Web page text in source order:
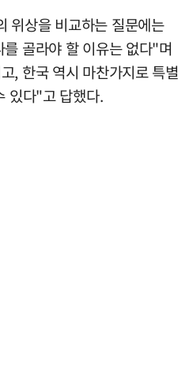
위상을 비교하는 질문에는
골라야 할 이유는 없다"며
, 한국 역시 마찬가지로 특별
있다"고 답했다.